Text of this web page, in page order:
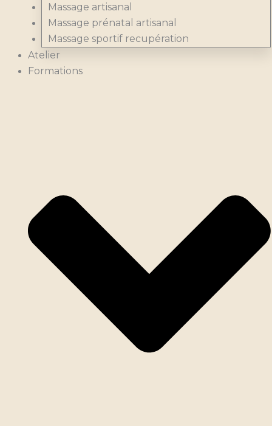
Massage artisanal
Massage prénatal artisanal
Massage sportif recupération
Atelier
Formations